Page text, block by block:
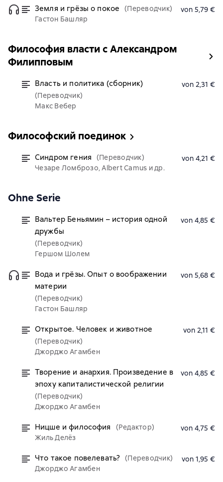
Земля и грёзы о покое
(Переводчик)
Гастон Башляр
von 5,79 €
Философия власти с Александром
Филипповым
Власть и политика (сборник)
(Переводчик)
Макс Вебер
von 2,31 €
Философский поединок
Синдром гения
(Переводчик)
Чезаре Ломброзо, Albert Camus и др.
von 4,21 €
Ohne Serie
Вальтер Беньямин – история одной
дружбы
(Переводчик)
Гершом Шолем
von 4,85 €
Вода и грёзы. Опыт о воображении
материи
(Переводчик)
Гастон Башляр
von 5,68 €
Открытое. Человек и животное
(Переводчик)
Джорджо Агамбен
von 2,11 €
Творение и анархия. Произведение в
эпоху капиталистической религии
(Переводчик)
Джорджо Агамбен
von 4,85 €
Ницше и философия
(Редактор)
Жиль Делёз
von 4,75 €
Что такое повелевать? (Переводчик)
Джорджо Агамбен
von 1,95 €